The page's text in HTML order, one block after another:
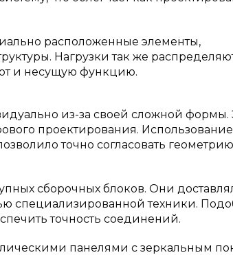
расположенные элементы,
Нагрузки так же
и несущую функцию.
из-за своей сложной формы.
проектирования. Использование
точно согласовать геометрию
сборочных блоков. Они
специализированной техники.
точность соединений.
панелями с зеркальным